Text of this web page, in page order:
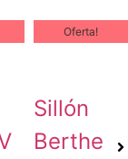
Oferta!
Sillón
Berthe